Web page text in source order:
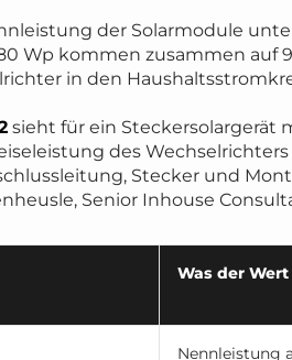
der Solarmodule
Wp kommen zusammen auf
in den
sieht für ein Steckersolargerät
des
Stecker und
Senior Inhouse
Was der
Nennleistung